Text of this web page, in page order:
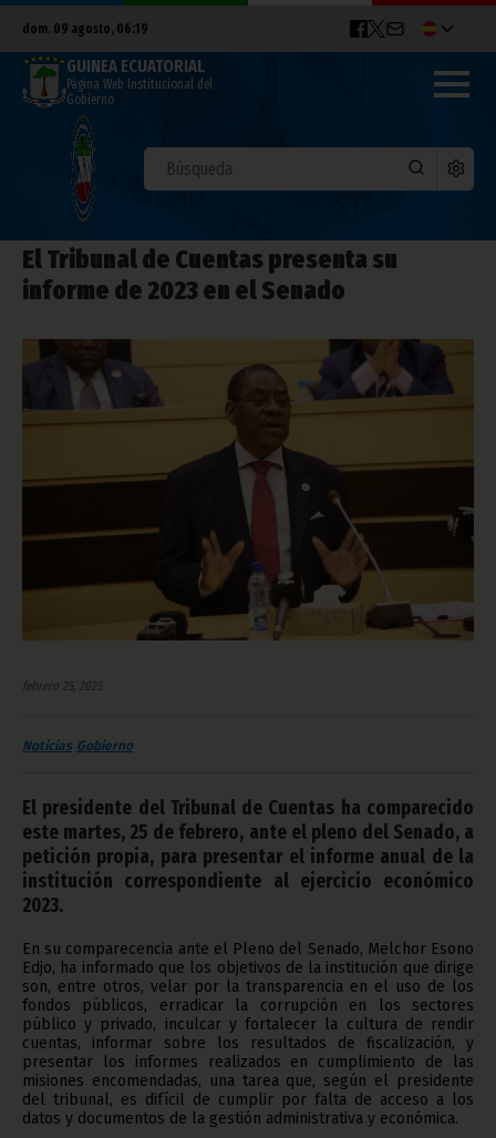
dom. 09 agosto, 06:19
GUINEA ECUATORIAL
Página Web Institucional del
Gobierno
El Tribunal de Cuentas presenta su
informe de 2023 en el Senado
febrero 25, 2025
Noticias Gobierno
El presidente del Tribunal de Cuentas ha comparecido
este martes, 25 de febrero, ante el pleno del Senado, a
petición propia, para presentar el informe anual de la
institución correspondiente al ejercicio económico
2023.
En su comparecencia ante el Pleno del Senado, Melchor Esono
Edjo, ha informado que los objetivos de la institución que dirige
son, entre otros, velar por la transparencia en el uso de los
fondos públicos, erradicar la corrupción en los sectores
público y privado, inculcar y fortalecer la cultura de rendir
cuentas, informar sobre los resultados de fiscalización, y
presentar los informes realizados en cumplimiento de las
misiones encomendadas, una tarea que, según el presidente
del tribunal, es difícil de cumplir por falta de acceso a los
datos y documentos de la gestión administrativa y económica.